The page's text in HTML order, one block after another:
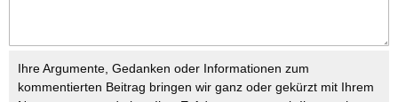
Ihre Argumente, Gedanken oder Informationen zum
kommentierten Beitrag bringen wir ganz oder gekürzt mit Ihrem